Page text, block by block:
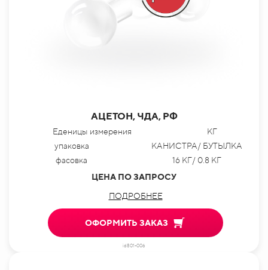
АЦЕТОН, ЧДА, РФ
Еденицы измерения
КГ
упаковка
КАНИСТРА/ БУТЫЛКА
фасовка
16 КГ/ 0.8 КГ
ЦЕНА ПО ЗАПРОСУ
ПОДРОБНЕЕ
ОФОРМИТЬ ЗАКАЗ
id801-006